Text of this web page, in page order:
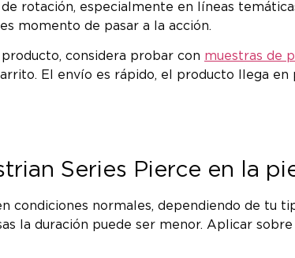
rotación, especialmente en líneas
momento de pasar a la acción.
considera probar con muestras de
El envío es rápido, el producto llega
Series Pierce en la
condiciones normales, dependiendo de tu
la duración puede ser menor. Aplicar